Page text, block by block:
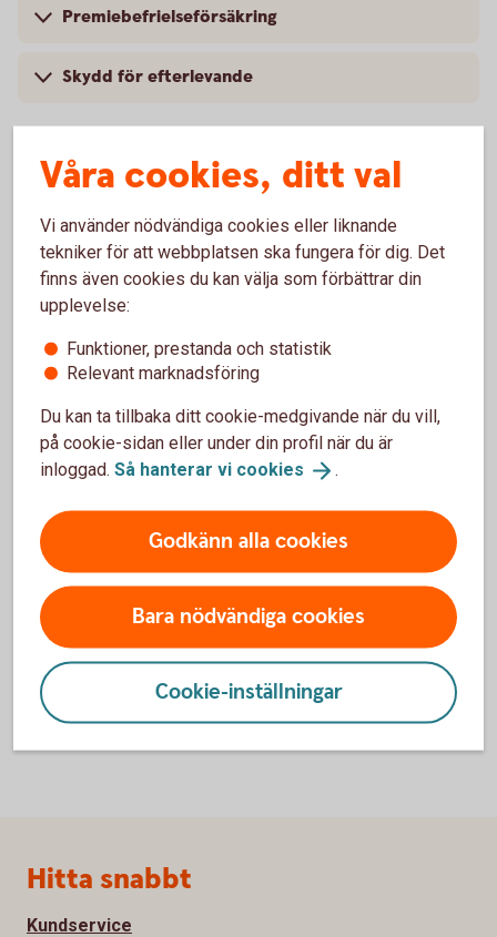
Premiebefrielseförsäkring
Skydd för efterlevande
Fler pensionslösningar
Tjänstepension med depå
Extra pensionsavsättning
Direktpension
Företag med kollektivavtal
Alternativ ITP
Våra cookies, ditt val
Vi använder nödvändiga cookies eller liknande
tekniker för att webbplatsen ska fungera för dig. Det
finns även cookies du kan välja som förbättrar din
upplevelse:
Funktioner, prestanda och statistik
Relevant marknadsföring
Du kan ta tillbaka ditt cookie-medgivande när du vill,
på cookie-sidan eller under din profil när du är
inloggad. Så hanterar vi cookies .
Godkänn alla cookies
Bara nödvändiga cookies
Cookie-inställningar
Sidfot
Hitta snabbt
Kundservice